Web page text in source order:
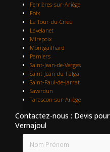
Ferrières-sur-Ariège
Foix
La Tour-du-Crieu
Lavelanet
Mirepoix
Montgailhard
Pamiers
Saint-Jean-de-Verges
Saint-Jean-du-Falga
Saint-Paul-de-Jarrat
Saverdun
Tarascon-sur-Ariège
Contactez-nous : Devis
Vernajoul